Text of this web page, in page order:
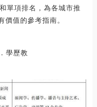
單項排名，為各城市推
價值的參考指南。
學歷教